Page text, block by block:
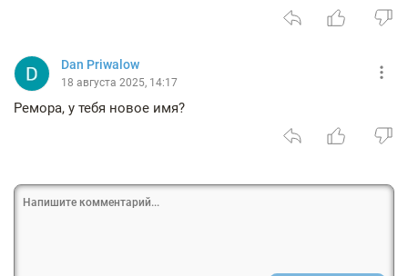
Dan Priwalow
18 августа 2025, 14:17
Ремора, у тебя новое имя?